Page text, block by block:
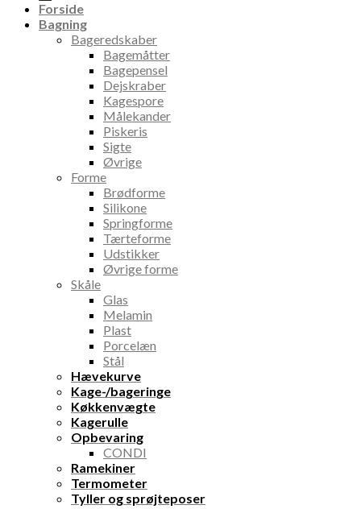
Forside
Bagning
Bageredskaber
Bagemåtter
Bagepensel
Dejskraber
Kagespore
Målekander
Piskeris
Sigte
Øvrige
Forme
Brødforme
Silikone
Springforme
Tærteforme
Udstikker
Øvrige forme
Skåle
Glas
Melamin
Plast
Porcelæn
Stål
Hævekurve
Kage-/bageringe
Køkkenvægte
Kagerulle
Opbevaring
CONDI
Ramekiner
Termometer
Tyller og sprøjteposer